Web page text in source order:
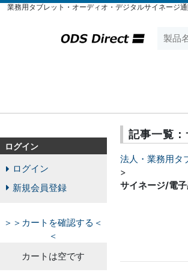
業務用タブレット・オーディオ・デジタルサイネージ
記事一覧
法人・業務用タ
>
サイネージ/電
ログイン
ログイン
新規会員登録
＞＞カートを確認する＜
＜
カートは空です